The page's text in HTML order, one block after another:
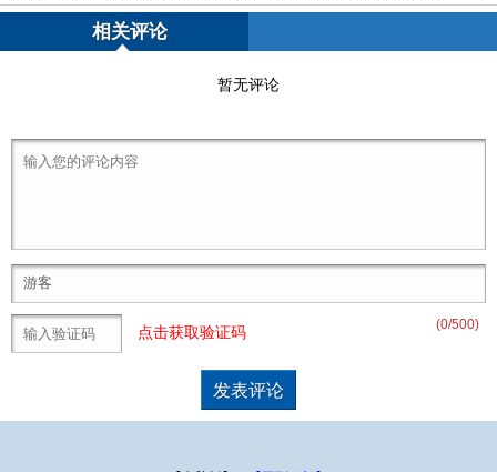
相关评论
暂无评论
(0/500)
点击获取验证码